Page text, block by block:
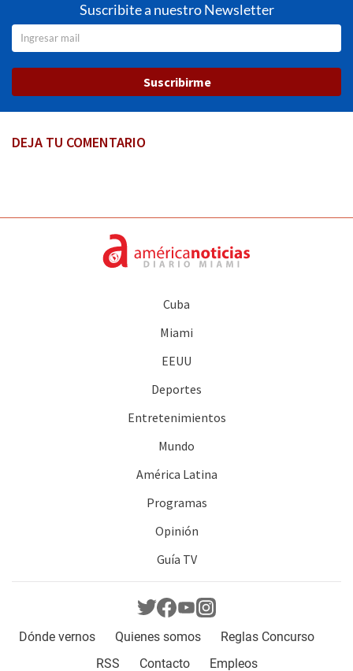
Suscribite a nuestro Newsletter
Suscribirme
DEJA TU COMENTARIO
Cuba
Miami
EEUU
Deportes
Entretenimientos
Mundo
América Latina
Programas
Opinión
Guía TV
Dónde vernos Quienes somos
Reglas Concurso
RSS
Contacto Empleos